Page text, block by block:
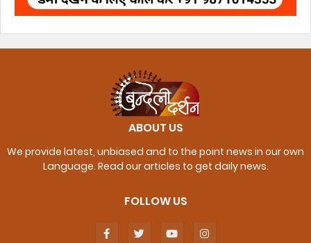
ABOUT US
We provide latest, unbiased and to the point news in our own
Language. Read our articles to get daily news.
FOLLOW US